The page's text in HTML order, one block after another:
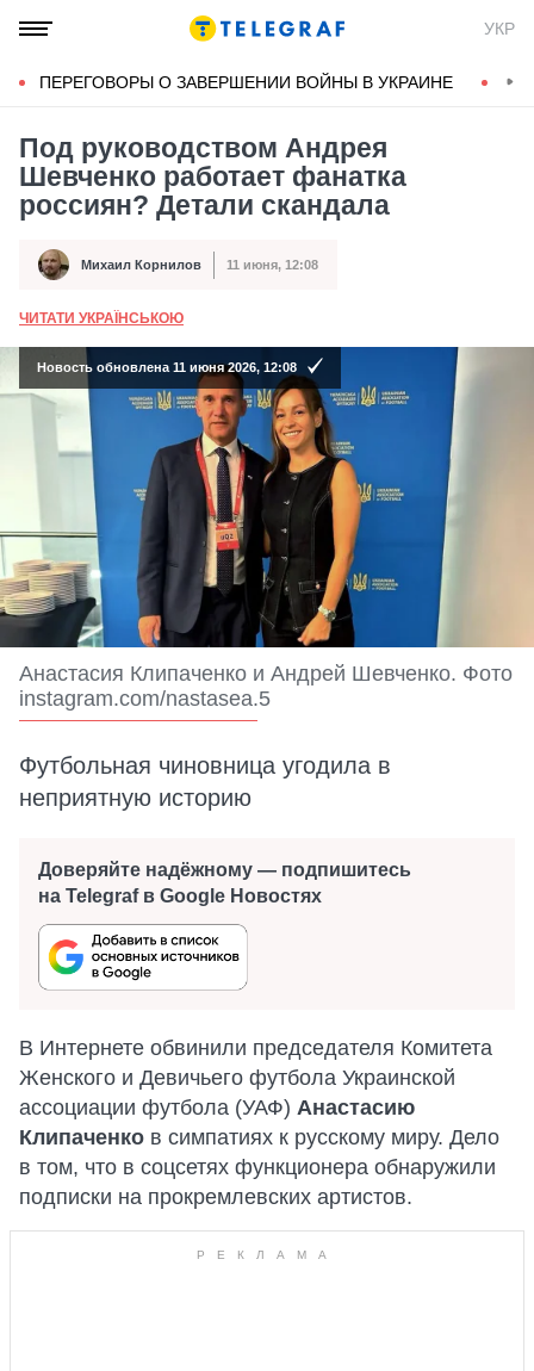
УКР
ПЕРЕГОВОРЫ О ЗАВЕРШЕНИИ ВОЙНЫ В УКРАИНЕ
Под руководством Андрея
Шевченко работает фанатка
россиян? Детали скандала
Автор Михаил Корнилов
Дата публикации 11 июня, 12:08
ЧИТАТИ УКРАЇНСЬКОЮ
Новость обновлена 11 июня 2026, 12:08
Анастасия Клипаченко и Андрей Шевченко. Фото
instagram.com/nastasea.5
Футбольная чиновница угодила в
неприятную историю
Доверяйте надёжному — подпишитесь
на Telegraf в Google Новостях
В Интернете обвинили председателя Комитета
Женского и Девичьего футбола Украинской
ассоциации футбола (УАФ) Анастасию
Клипаченко в симпатиях к русскому миру. Дело
в том, что в соцсетях функционера обнаружили
подписки на прокремлевских артистов.